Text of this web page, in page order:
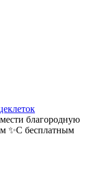
благородную
✨С бесплатным